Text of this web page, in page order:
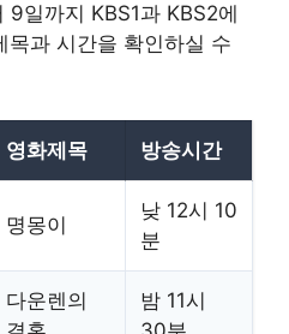
일까지 KBS1과 KBS2에
목과 시간을 확인하실 수
영화제목 방송시간
명몽이
낮 12시 10
분
다운렌의
밤 11시